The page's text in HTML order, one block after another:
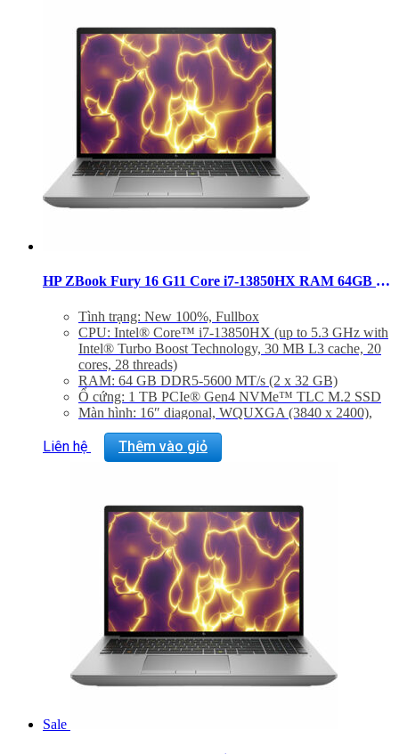
HP ZBook Fury 16 G11 Core i7-13850HX RAM 64GB SSD 1TB RTX 1000 Ada Windows 11 Pro
Tình trạng: New 100%, Fullbox
CPU: Intel® Core™ i7-13850HX (up to 5.3 GHz with
Intel® Turbo Boost Technology, 30 MB L3 cache, 20
cores, 28 threads)
RAM: 64 GB DDR5-5600 MT/s (2 x 32 GB)
Ổ cứng: 1 TB PCIe® Gen4 NVMe™ TLC M.2 SSD
Màn hình: 16″ diagonal, WQUXGA (3840 x 2400),
DCI-P3, HP DreamColor
Graphic Card: Discrete, NVIDIA RTX™ 1000 Ada
Trọng lượng: 2,35 Kg
Liên hệ Thêm vào giỏ
Sale